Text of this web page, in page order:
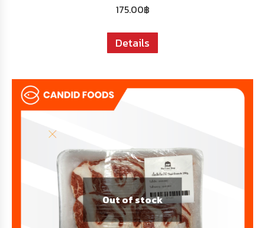
175.00฿
Details
Out of stock